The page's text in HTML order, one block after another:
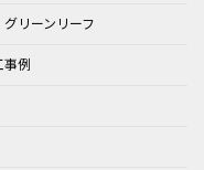
リーンリーフ
例